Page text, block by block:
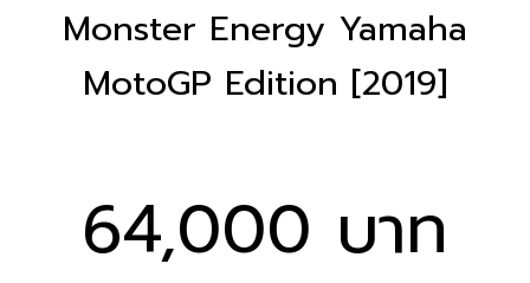
Monster Energy Yamaha
MotoGP Edition [2019]
64,000 บาท